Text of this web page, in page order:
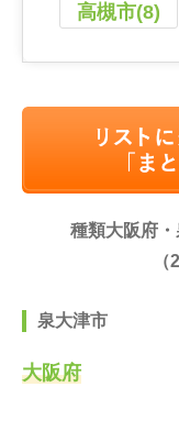
高槻市(8)
種類大阪府
（2
泉大津市
大阪府